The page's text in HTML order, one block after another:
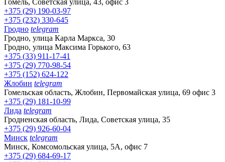
Гомель, Советская улица, 43, офис 3
+375 (29) 190-03-97
+375 (232) 330-645
Гродно telegram
Гродно, улица Карла Маркса, 30
Гродно, улица Максима Горького, 63
+375 (33) 911-17-41
+375 (29) 770-98-54
+375 (152) 624-122
Жлобин telegram
Гомельская область, Жлобин, Первомайская улица, 69 офис 3
+375 (29) 181-10-99
Лида telegram
Гродненская область, Лида, Советская улица, 35
+375 (29) 926-60-04
Минск telegram
Минск, Комсомольская улица, 5А, офис 7
+375 (29) 684-69-17